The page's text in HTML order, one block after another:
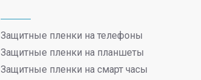
Защитные пленки на телефоны
Защитные пленки на планшеты
Защитные пленки на смарт часы